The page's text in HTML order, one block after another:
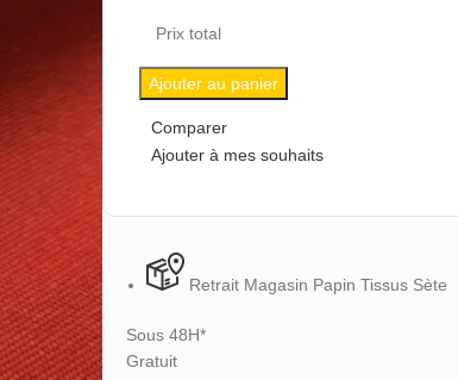
Prix total
Ajouter au panier
Comparer
Ajouter à mes souhaits
Retrait Magasin Papin Tissus Sète
Sous 48H*
Gratuit